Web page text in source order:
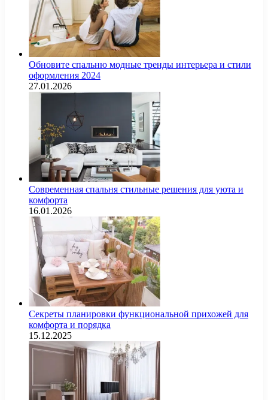
Обновите спальню модные тренды интерьера и стили
оформления 2024
27.01.2026
Современная спальня стильные решения для уюта и
комфорта
16.01.2026
Секреты планировки функциональной прихожей для
комфорта и порядка
15.12.2025